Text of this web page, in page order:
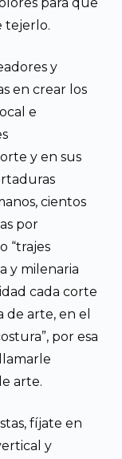
tejerlo.
y
en crear los
e
y en sus
cientos
por
“trajes
y milenaria
cada corte
arte, en el
por esa
arte.
fíjate en
y